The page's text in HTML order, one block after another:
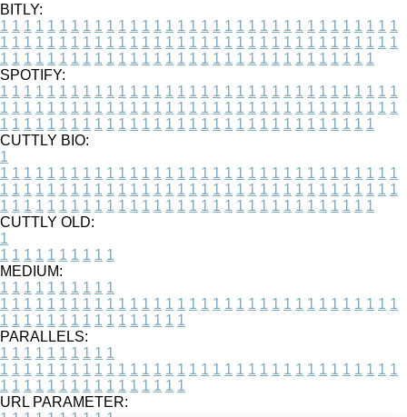
BITLY:
1 1 1 1 1 1 1 1 1 1 1 1 1 1 1 1 1 1 1 1 1 1 1 1 1 1 1 1 1 1 1 1 1 1
1 1 1 1 1 1 1 1 1 1 1 1 1 1 1 1 1 1 1 1 1 1 1 1 1 1 1 1 1 1 1 1 1 1
1 1 1 1 1 1 1 1 1 1 1 1 1 1 1 1 1 1 1 1 1 1 1 1 1 1 1 1 1 1 1 1
SPOTIFY:
1 1 1 1 1 1 1 1 1 1 1 1 1 1 1 1 1 1 1 1 1 1 1 1 1 1 1 1 1 1 1 1 1 1
1 1 1 1 1 1 1 1 1 1 1 1 1 1 1 1 1 1 1 1 1 1 1 1 1 1 1 1 1 1 1 1 1 1
1 1 1 1 1 1 1 1 1 1 1 1 1 1 1 1 1 1 1 1 1 1 1 1 1 1 1 1 1 1 1 1
CUTTLY BIO:
1
1 1 1 1 1 1 1 1 1 1 1 1 1 1 1 1 1 1 1 1 1 1 1 1 1 1 1 1 1 1 1 1 1 1
1 1 1 1 1 1 1 1 1 1 1 1 1 1 1 1 1 1 1 1 1 1 1 1 1 1 1 1 1 1 1 1 1 1
1 1 1 1 1 1 1 1 1 1 1 1 1 1 1 1 1 1 1 1 1 1 1 1 1 1 1 1 1 1 1 1
CUTTLY OLD:
1
1 1 1 1 1 1 1 1 1 1
MEDIUM:
1 1 1 1 1 1 1 1 1 1
1 1 1 1 1 1 1 1 1 1 1 1 1 1 1 1 1 1 1 1 1 1 1 1 1 1 1 1 1 1 1 1 1 1
1 1 1 1 1 1 1 1 1 1 1 1 1 1 1 1
PARALLELS:
1 1 1 1 1 1 1 1 1 1
1 1 1 1 1 1 1 1 1 1 1 1 1 1 1 1 1 1 1 1 1 1 1 1 1 1 1 1 1 1 1 1 1 1
1 1 1 1 1 1 1 1 1 1 1 1 1 1 1 1
URL PARAMETER: